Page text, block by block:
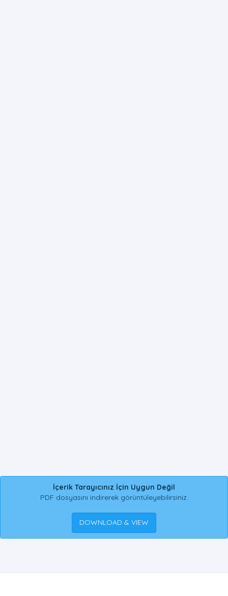
İçerik Tarayıcınız İçin Uygun Değil
PDF dosyasını indirerek görüntüleyebilirsiniz.
DOWNLOAD & VIEW